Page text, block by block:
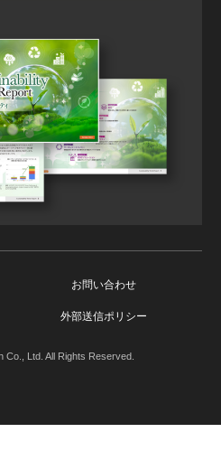
お問い合わせ
外部送信ポリシー
Co., Ltd. All Rights Reserved.